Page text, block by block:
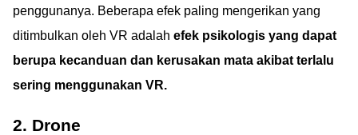
penggunanya. Beberapa efek paling mengerikan yang
ditimbulkan oleh VR adalah efek psikologis yang dapat
berupa kecanduan dan kerusakan mata akibat terlalu
sering menggunakan VR.
2. Drone